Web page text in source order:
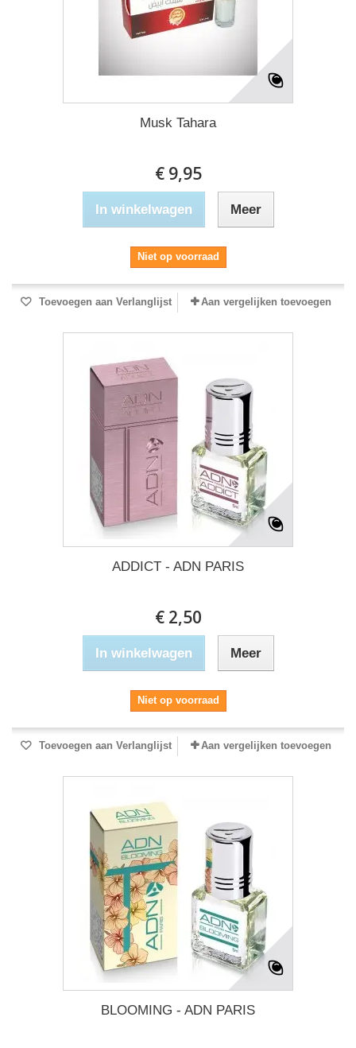
Musk Tahara
€ 9,95
In winkelwagen Meer
Niet op voorraad
Toevoegen aan Verlanglijst Aan vergelijken toevoegen
ADDICT - ADN PARIS
€ 2,50
In winkelwagen Meer
Niet op voorraad
Toevoegen aan Verlanglijst Aan vergelijken toevoegen
BLOOMING - ADN PARIS